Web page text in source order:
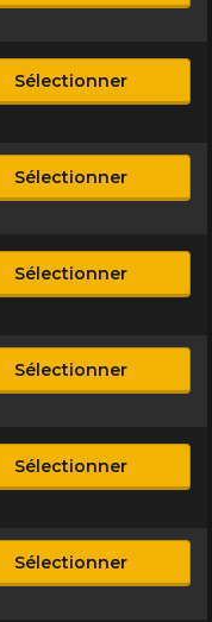
Sélectionner
Sélectionner
Sélectionner
Sélectionner
Sélectionner
Sélectionner